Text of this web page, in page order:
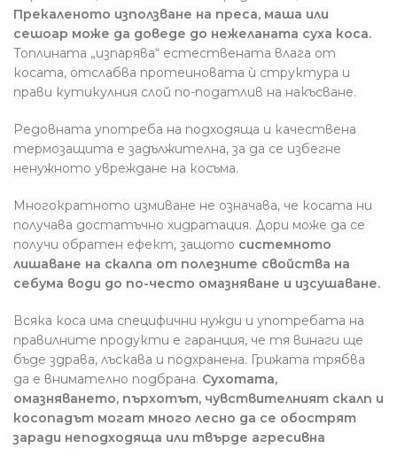
Прекаленото използване на преса, маша или
сешоар може да доведе до нежеланата суха коса.
Топлината „изпарява“ естествената влага от
косата, отслабва протеиновата ѝ структура и
прави кутикулния слой по-податлив на накъсване.
Редовната употреба на подходяща и качествена
термозащита е задължителна, за да се избегне
ненужното увреждане на косъма.
Многократното измиване не означава, че косата ни
получава достатъчно хидратация. Дори може да се
получи обратен ефект, защото системното
лишаване на скалпа от полезните свойства на
себума води до по-често омазняване и изсушаване.
Всяка коса има специфични нужди и употребата на
правилните продукти е гаранция, че тя винаги ще
бъде здрава, лъскава и подхранена. Грижата трябва
да е внимателно подбрана. Сухотата,
омазняването, пърхотът, чувствителният скалп и
косопадът могат много лесно да се обострят
заради неподходяща или твърде агресивна